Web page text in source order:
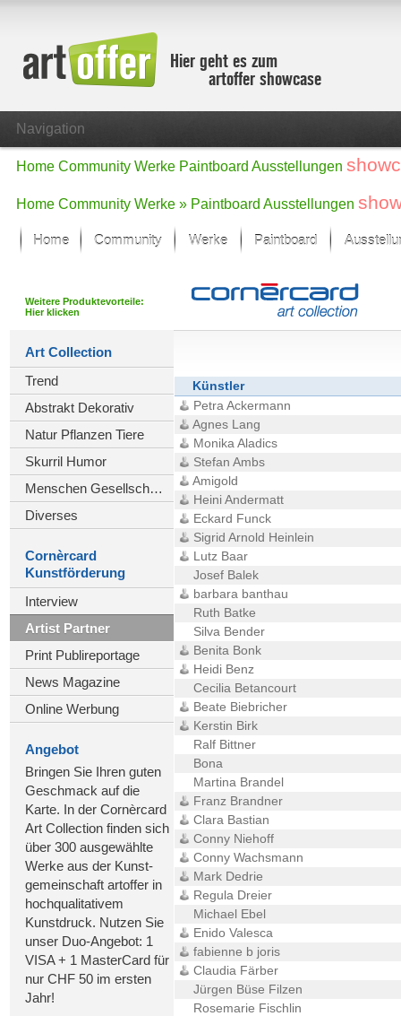
Hier geht es zum
artoffer showcase
Navigation
Home Community Werke Paintboard Ausstellungen
Home Community Werke » Paintboard Ausstellungen
Home Community Werke
Der letzte Monat im Fokus
Alle Fokus-Werke
Neue Werke – Auswahl
Alle neuen Werke
Paintboard
Weitere Produktevorteile:
Hier klicken
Art Collection
Trend
Abstrakt Dekorativ
Natur Pflanzen Tiere
Skurril Humor
Menschen Gesellschaft
Diverses
Cornèrcard
Kunstförderung
Interview
Artist Partner
Print Publireportage
News Magazine
Online Werbung
Angebot
Bringen Sie Ihren guten
Geschmack auf die
Karte. In der Cornèrcard
Art Collection finden sich
über 300 ausgewählte
Werke aus der Kunst-
gemeinschaft artoffer in
hochqualitativem
Kunstdruck. Nutzen Sie
unser Duo-Angebot: 1
VISA + 1 MasterCard für
nur CHF 50 im ersten
Jahr!
Künstler
Petra Ackermann
Agnes Lang
Monika Aladics
Stefan Ambs
Amigold
Heini Andermatt
Eckard Funck
Sigrid Arnold Heinlein
Lutz Baar
Josef Balek
barbara banthau
Ruth Batke
Silva Bender
Benita Bonk
Heidi Benz
Cecilia Betancourt
Beate Biebricher
Kerstin Birk
Ralf Bittner
Bona
Martina Brandel
Franz Brandner
Clara Bastian
Conny Niehoff
Conny Wachsmann
Mark Dedrie
Regula Dreier
Michael Ebel
Enido Valesca
fabienne b joris
Claudia Färber
Jürgen Büse Filzen
Rosemarie Fischlin